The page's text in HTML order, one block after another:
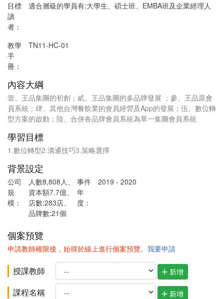
目標
讀
者：
適合層級的學員有:大學生、碩士班、EMBA班及企業經理人
教學
手
冊：
TN11-HC-01
內容大綱
壹、王品集團的初創；貳、王品集團的多品牌發展 ；參、王品原會
員系統；肆、其他台灣餐飲業的會員經營及App的發展；伍、數位轉
型方案的啟動；陸、合併各品牌會員系統為單一集團會員系統
學習目標
1.數位轉型2.溝通技巧3.策略選擇
背景設定
公司
規
模：
人數8,808人、
資本額7.7億、
店數:283店、
品牌數:21個
事件
年
度：
2019 - 2020
個案預覽
申請教師權限後，始得於線上進行個案預覽。 我要申請
授課教師 新增
課程名稱 新增